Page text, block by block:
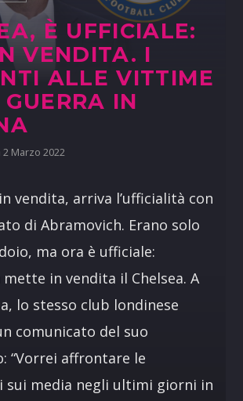
È UFFICIALE:
VENDITA. I
ALLE VITTIME
IN
Marzo 2022
vendita, arriva l’ufficialità con
di Abramovich. Erano solo
ma ora è ufficiale:
in vendita il Chelsea. A
lo stesso club londinese
comunicato del suo
“Vorrei affrontare le
sui media negli ultimi giorni in